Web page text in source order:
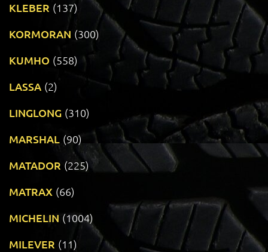
KLEBER (137)
KORMORAN (300)
KUMHO (558)
LASSA (2)
LINGLONG (310)
MARSHAL (90)
MATADOR (225)
MATRAX (66)
MICHELIN (1004)
MILEVER (11)